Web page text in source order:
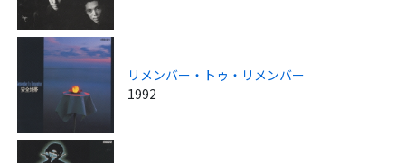
リメンバー・トゥ・リメンバー
1992